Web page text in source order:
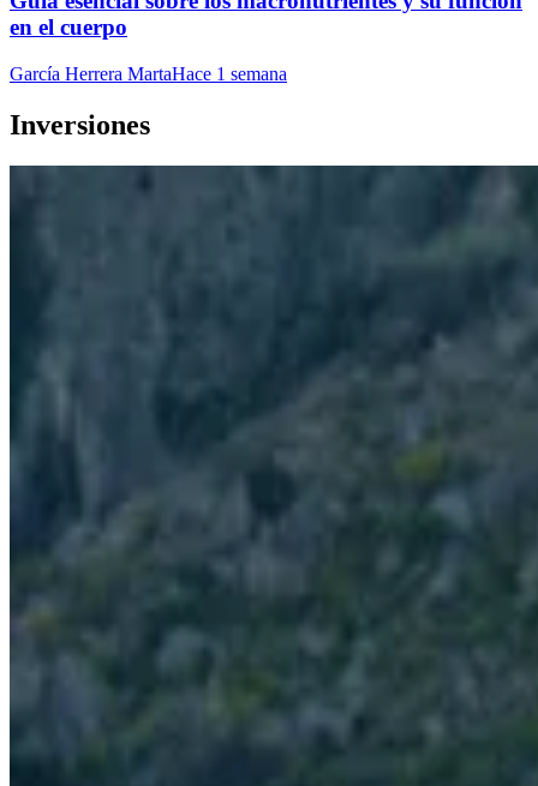
en el cuerpo
García Herrera MartaHace 1 semana
Inversiones